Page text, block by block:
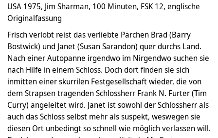
USA 1975, Jim Sharman, 100 Minuten, FSK 12, englische
Originalfassung
Frisch verlobt reist das verliebte Pärchen Brad (Barry
Bostwick) und Janet (Susan Sarandon) quer durchs Land.
Nach einer Autopanne irgendwo im Nirgendwo suchen sie
nach Hilfe in einem Schloss. Doch dort finden sie sich
inmitten einer skurrilen Festgesellschaft wieder, die von
dem Strapsen tragenden Schlossherr Frank N. Furter (Tim
Curry) angeleitet wird. Janet ist sowohl der Schlossherr als
auch das Schloss selbst mehr als suspekt, weswegen sie
diesen Ort unbedingt so schnell wie möglich verlassen will.